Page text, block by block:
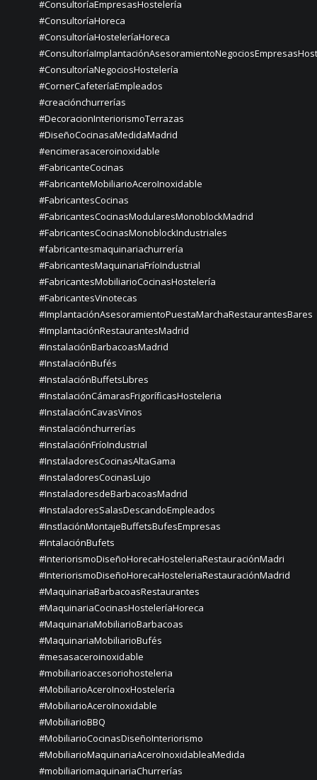
#ConsultoríaEmpresasHostelería
#ConsultoríaHoreca
#ConsultoríaHosteleríaHoreca
#ConsultoríaNegociosHostelería
#CornerCafeteríaEmpleados
#creaciónchurrerías
#DecoracionInteriorismoTerrazas
#DiseñoCocinasaMedidaMadrid
#encimerasaceroinoxidable
#FabricanteCocinas
#FabricanteMobiliarioAceroInoxidable
#FabricantesCocinas
#FabricantesCocinasModularesMonoblockMadrid
#FabricantesCocinasMonoblockIndustriales
#fabricantesmaquinariachurrería
#FabricantesMaquinariaFríoIndustrial
#FabricantesMobiliarioCocinasHostelería
#FabricantesVinotecas
#ImplantaciónAsesoramientoPuestaMarchaRestaurantesBares
#ImplantaciónRestaurantesMadrid
#InstalaciónBarbacoasMadrid
#InstalaciónBufés
#InstalaciónBuffetsLibres
#InstalaciónCámarasFrigoríficasHosteleria
#InstalaciónCavasVinos
#instalaciónchurrerías
#InstalaciónFríoIndustrial
#InstaladoresCocinasAltaGama
#InstaladoresCocinasLujo
#InstaladoresdeBarbacoasMadrid
#InstaladoresSalasDescandoEmpleados
#InstlaciónMontajeBuffetsBufesEmpresas
#IntalaciónBufets
#InteriorismoDiseñoHorecaHosteleriaRestauraciónMadri
#InteriorismoDiseñoHorecaHosteleriaRestauraciónMadrid
#MaquinariaBarbacoasRestaurantes
#MaquinariaCocinasHosteleríaHoreca
#MaquinariaMobiliarioBarbacoas
#MaquinariaMobiliarioBufés
#mesasaceroinoxidable
#mobiliarioaccesoriohosteleria
#MobiliarioAceroInoxHostelería
#MobiliarioAceroInoxidable
#MobiliarioBBQ
#MobiliarioCocinasDiseñoInteriorismo
#MobiliarioMaquinariaAceroInoxidableaMedida
#mobiliariomaquinariaChurrerías